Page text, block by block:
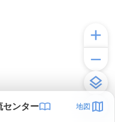
センター 地図